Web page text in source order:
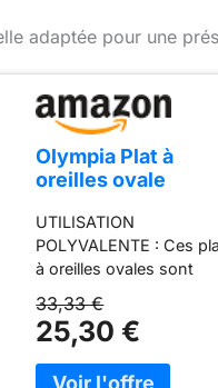
adaptée pour une
Olympia Plat à
oreilles ovale
ml/9,5 oz (lot de 6),
Porcelaine
Taille :
244(L)x202(P) mm,
Plat de service
ovale, Plats
d'accompagnement
UTILISATION
POLYVALENTE : Ces
à oreilles ovales sont
parfaits pour servir, cuire
et réchauffer des
au four, au micro-ondes
au congélateur DURABLE
33,33 €
25,30 €